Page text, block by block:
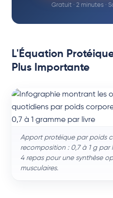
Gratuit · 2 minutes ·
L'Équation
Plus Importante
Apport protéique par poids
recomposition : 0,7 à 1 g par
4 repas pour une synthèse
musculaires.